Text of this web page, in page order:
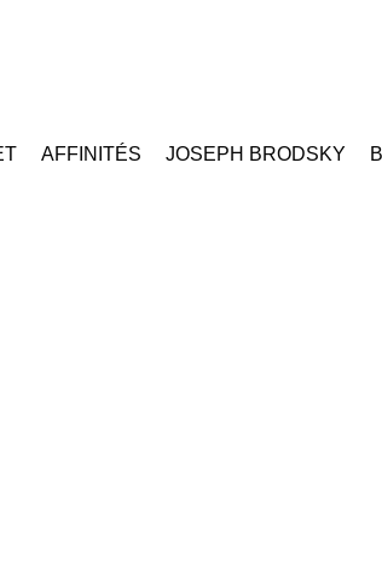
AFFINITÉS JOSEPH BRODSKY